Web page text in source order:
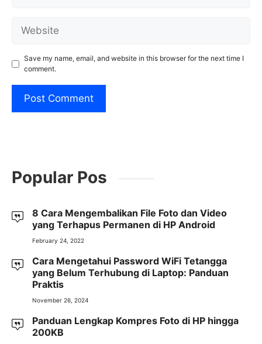
Website
Save my name, email, and website in this browser for the next time I
comment.
Popular Pos
8 Cara Mengembalikan File Foto dan Video
yang Terhapus Permanen di HP Android
February 24, 2022
Cara Mengetahui Password WiFi Tetangga
yang Belum Terhubung di Laptop: Panduan
Praktis
November 26, 2024
Panduan Lengkap Kompres Foto di HP hingga
200KB